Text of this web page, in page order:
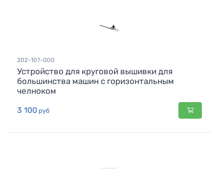
202-107-000
Устройство для круговой вышивки для
большинства машин с горизонтальным
челноком
3 100 руб